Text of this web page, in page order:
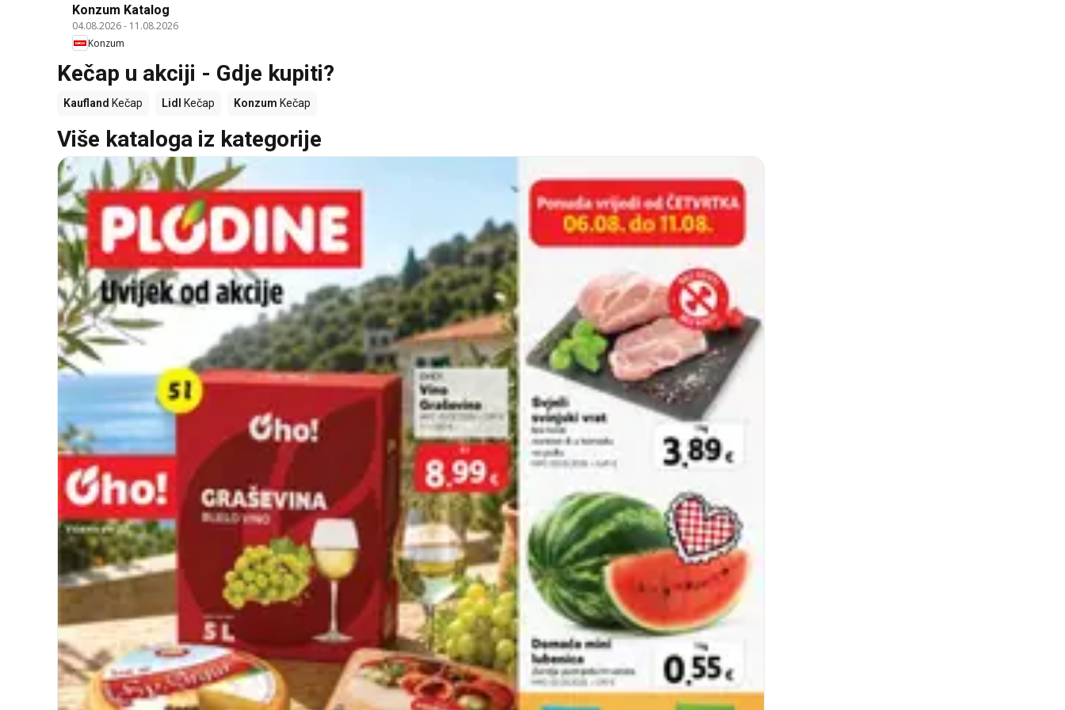
Konzum Katalog
04.08.2026- 11.08.2026
Konzum
Kečap u akciji - Gdje kupiti?
Kaufland Kečap Lidl Kečap Konzum Kečap
Više kataloga iz kategorije